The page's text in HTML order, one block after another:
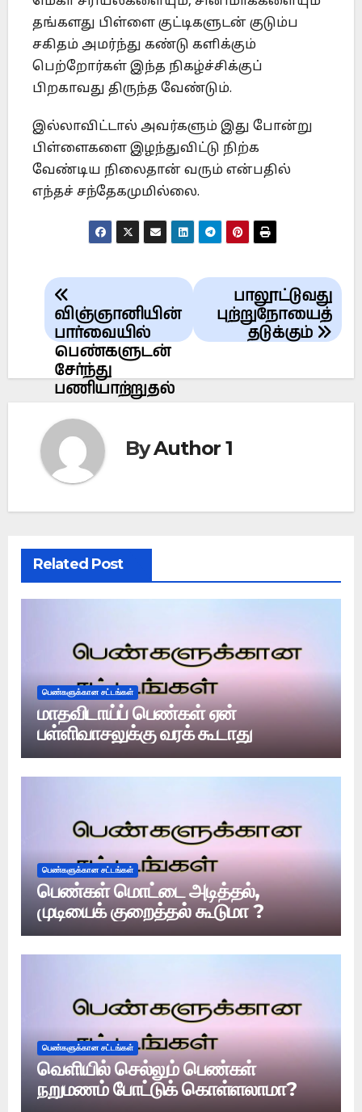
தங்களது பிள்ளை குட்டிகளுடன் குடும்ப
சகிதம் அமர்ந்து கண்டு களிக்கும்
பெற்றோர்கள் இந்த நிகழ்ச்சிக்குப்
பிறகாவது திருந்த வேண்டும்.
இல்லாவிட்டால் அவர்களும் இது போன்று
பிள்ளைகளை இழந்துவிட்டு நிற்க
வேண்டிய நிலைதான் வரும் என்பதில்
எந்தச் சந்தேகமுமில்லை.
Post
navigation
பாலூட்டுவது
புற்றுநோயைத்
தடுக்கும்
விஞ்ஞானியின்
பார்வையில்
பெண்களுடன்
சேர்ந்து
பணியாற்றுதல்
ByAuthor 1
Related Post
பெண்களுக்கான சட்டங்கள்
மாதவிடாய்ப் பெண்கள் ஏன்
பள்ளிவாசலுக்கு வரக் கூடாது
பெண்களுக்கான சட்டங்கள்
பெண்கள் மொட்டை அடித்தல்,
முடியைக் குறைத்தல் கூடுமா ?
பெண்களுக்கான சட்டங்கள்
வெளியில் செல்லும் பெண்கள்
நறுமணம் போட்டுக் கொள்ளலாமா?